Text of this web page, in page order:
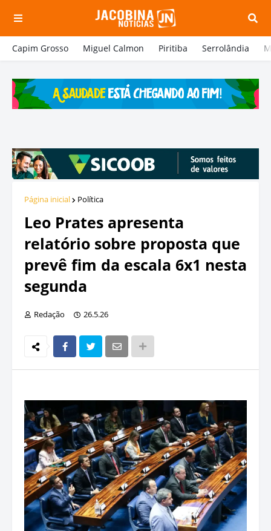
Capim Grosso Miguel Calmon Piritiba Serrolândia
Página inicial Política
Leo Prates apresenta
relatório sobre proposta que
prevê fim da escala 6x1 nesta
segunda
Redação 26.5.26